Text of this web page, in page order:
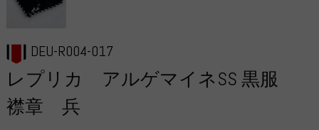
DEU-R004-017
レプリカ アルゲマイネSS 黒服
襟章 兵